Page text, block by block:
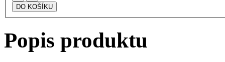
Popis produktu